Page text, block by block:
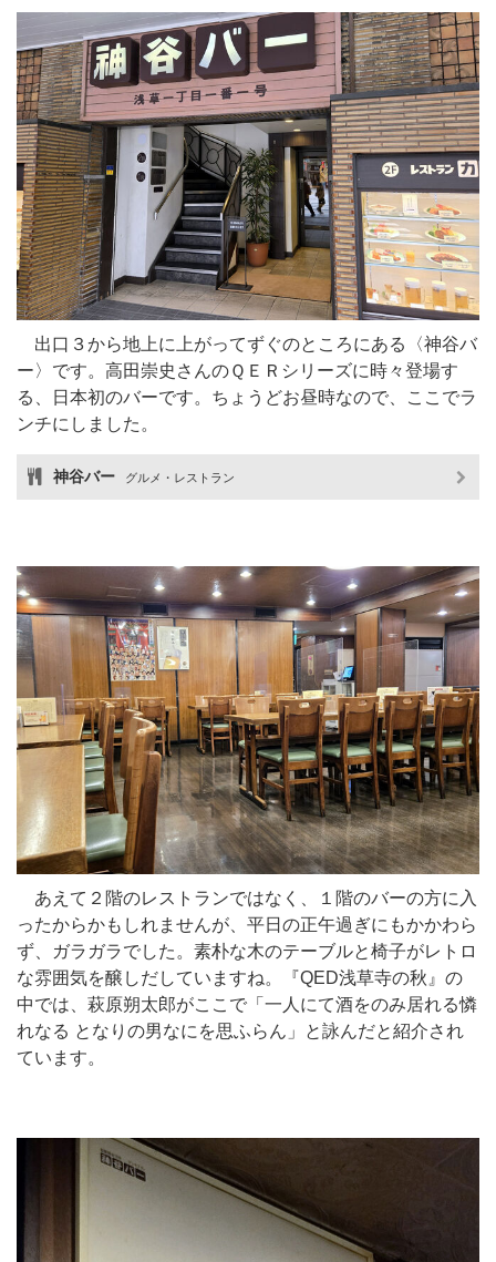
出口３から地上に上がってずぐのところにある〈神谷バ
ー〉です。高田崇史さんのＱＥＲシリーズに時々登場す
る、日本初のバーです。ちょうどお昼時なので、ここでラ
ンチにしました。
神谷バー グルメ・レストラン
あえて２階のレストランではなく、１階のバーの方に入
ったからかもしれませんが、平日の正午過ぎにもかかわら
ず、ガラガラでした。素朴な木のテーブルと椅子がレトロ
な雰囲気を醸しだしていますね。『QED浅草寺の秋』の
中では、萩原朔太郎がここで「一人にて酒をのみ居れる憐
れなる となりの男なにを思ふらん」と詠んだと紹介され
ています。